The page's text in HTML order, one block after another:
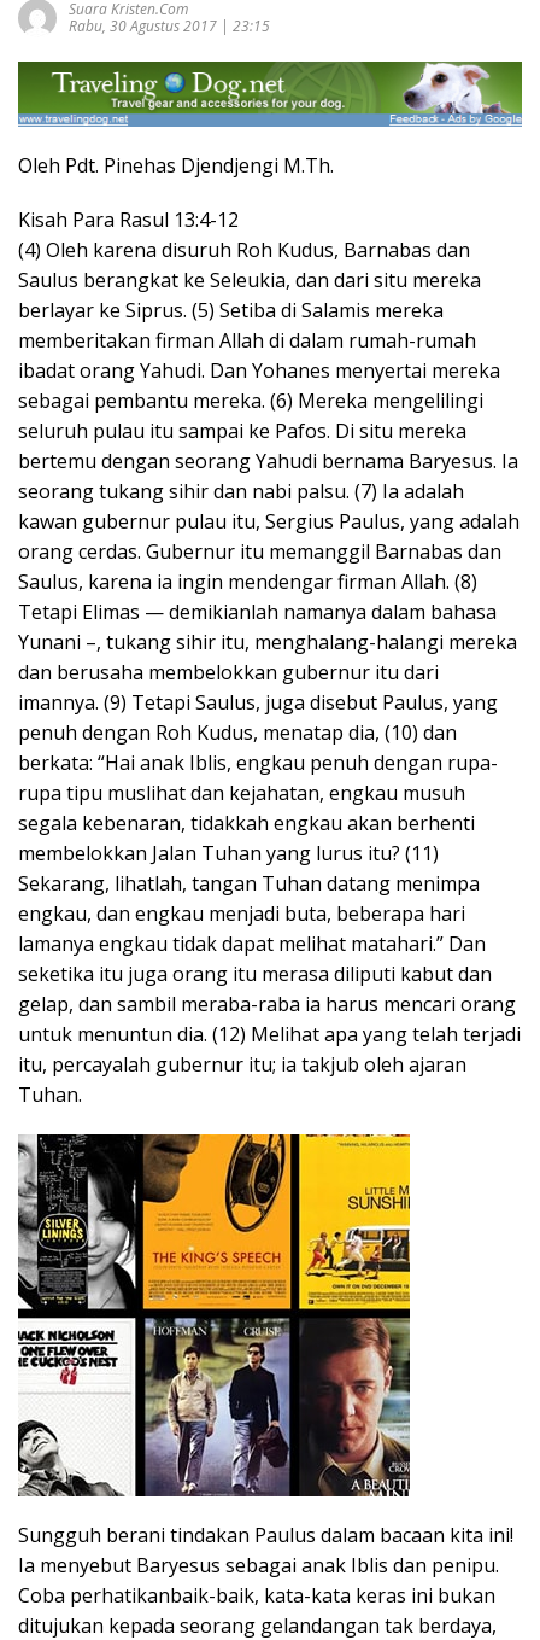
Suara Kristen.com
Rabu, 30 Agustus 2017 | 23:15
Oleh Pdt. Pinehas Djendjengi M.Th.
Kisah Para Rasul 13:4-12
(4) Oleh karena disuruh Roh Kudus, Barnabas dan
Saulus berangkat ke Seleukia, dan dari situ mereka
berlayar ke Siprus. (5) Setiba di Salamis mereka
memberitakan firman Allah di dalam rumah-rumah
ibadat orang Yahudi. Dan Yohanes menyertai mereka
sebagai pembantu mereka. (6) Mereka mengelilingi
seluruh pulau itu sampai ke Pafos. Di situ mereka
bertemu dengan seorang Yahudi bernama Baryesus. Ia
seorang tukang sihir dan nabi palsu. (7) Ia adalah
kawan gubernur pulau itu, Sergius Paulus, yang adalah
orang cerdas. Gubernur itu memanggil Barnabas dan
Saulus, karena ia ingin mendengar firman Allah. (8)
Tetapi Elimas — demikianlah namanya dalam bahasa
Yunani –, tukang sihir itu, menghalang-halangi mereka
dan berusaha membelokkan gubernur itu dari
imannya. (9) Tetapi Saulus, juga disebut Paulus, yang
penuh dengan Roh Kudus, menatap dia, (10) dan
berkata: “Hai anak Iblis, engkau penuh dengan rupa-
rupa tipu muslihat dan kejahatan, engkau musuh
segala kebenaran, tidakkah engkau akan berhenti
membelokkan Jalan Tuhan yang lurus itu? (11)
Sekarang, lihatlah, tangan Tuhan datang menimpa
engkau, dan engkau menjadi buta, beberapa hari
lamanya engkau tidak dapat melihat matahari.” Dan
seketika itu juga orang itu merasa diliputi kabut dan
gelap, dan sambil meraba-raba ia harus mencari orang
untuk menuntun dia. (12) Melihat apa yang telah terjadi
itu, percayalah gubernur itu; ia takjub oleh ajaran
Tuhan.
Sungguh berani tindakan Paulus dalam bacaan kita ini!
Ia menyebut Baryesus sebagai anak Iblis dan penipu.
Coba perhatikanbaik-baik, kata-kata keras ini bukan
ditujukan kepada seorang gelandangan tak berdaya,